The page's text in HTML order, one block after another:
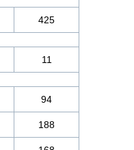
425
11
94
188